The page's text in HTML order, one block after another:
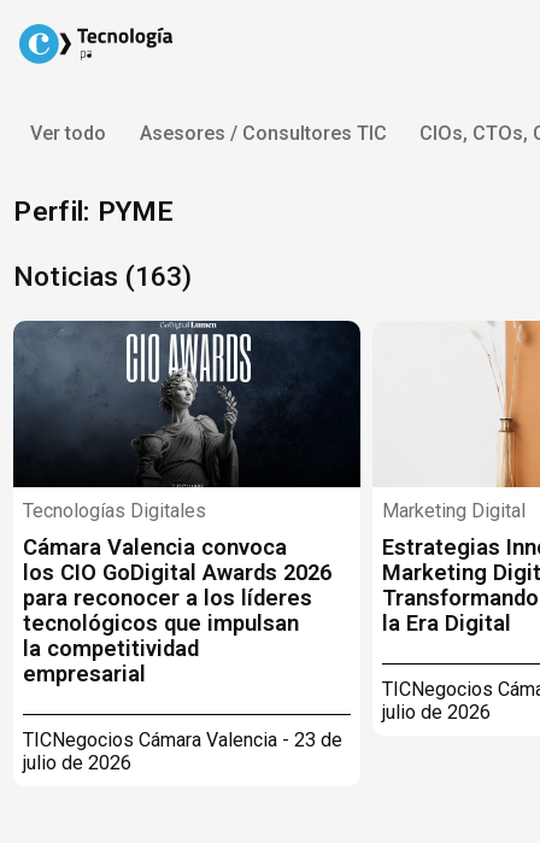
content
Ver todo Asesores / Consultores TIC CIOs, CTOs,
Perfil: PYME
Noticias (163)
Tecnologías Digitales
Cámara Valencia convoca
los CIO GoDigital Awards 2026
para reconocer a los líderes
tecnológicos que impulsan
la competitividad
empresarial
TICNegocios Cámara Valencia - 23 de
julio de 2026
Marketing Digital
Estrategias
Marketing
la Era Digital
TICNegocios
julio de 2026